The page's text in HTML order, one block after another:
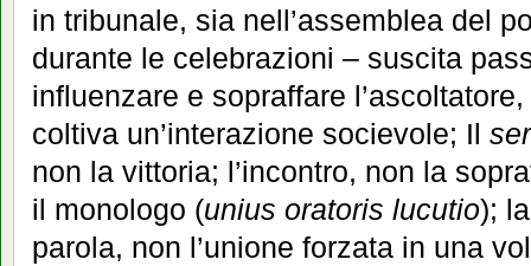
in tribunale, sia nell’assemblea del
durante le celebrazioni – suscita
influenzare e sopraffare
coltiva un’interazione socievole; Il
non la vittoria; l’incontro, non la
il monologo (unius oratoris lucutio);
parola, non l’unione forzata in una